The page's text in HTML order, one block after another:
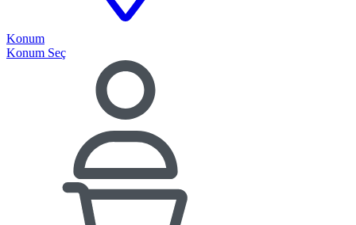
Konum
Konum Seç